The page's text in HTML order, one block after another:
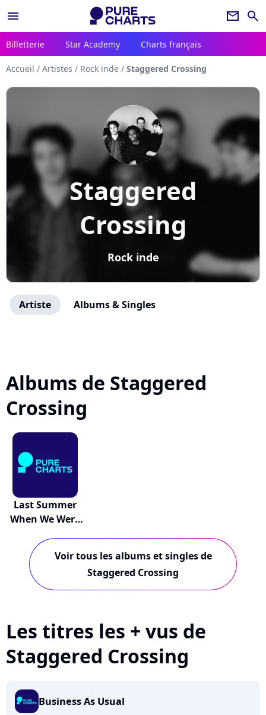
menu newsletter search
Billetterie Star Academy Charts français
Accueil / Artistes / Rock inde / Staggered Crossing
Staggered
Crossing
Rock inde
Artiste Albums & Singles
Albums de Staggered
Crossing
Last Summer
When We Were
Voir tous les albums et singles de
Staggered Crossing
Les titres les + vus de
Staggered Crossing
Business As Usual